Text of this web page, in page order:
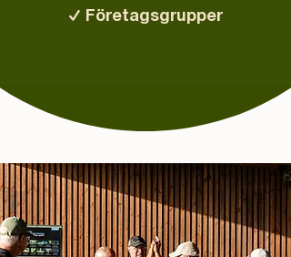
✓ Företagsgrupper​